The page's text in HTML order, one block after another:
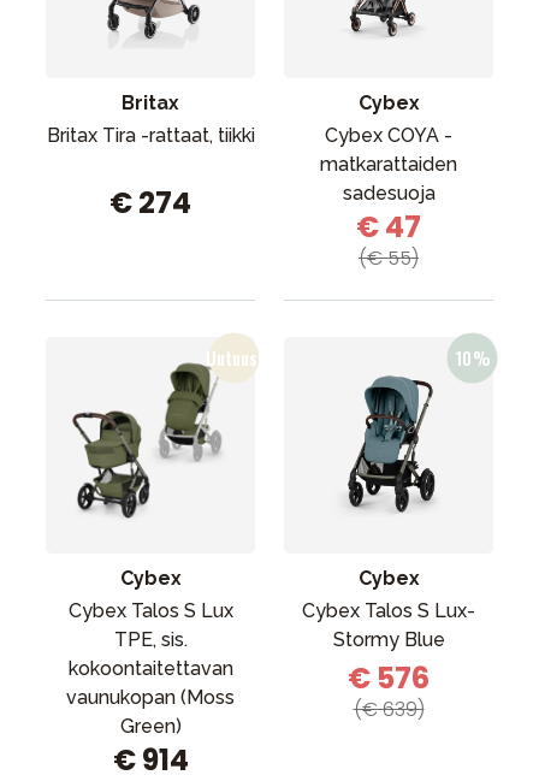
Britax
Britax Tira -rattaat, tiikki
€ 274
Cybex
Cybex COYA -
matkarattaiden
sadesuoja
€ 47
(€ 55)
Cybex
Cybex Talos S Lux
TPE, sis.
kokoontaitettavan
vaunukopan (Moss
Green)
€ 914
Cybex
Cybex Talos S Lux-
Stormy Blue
€ 576
(€ 639)